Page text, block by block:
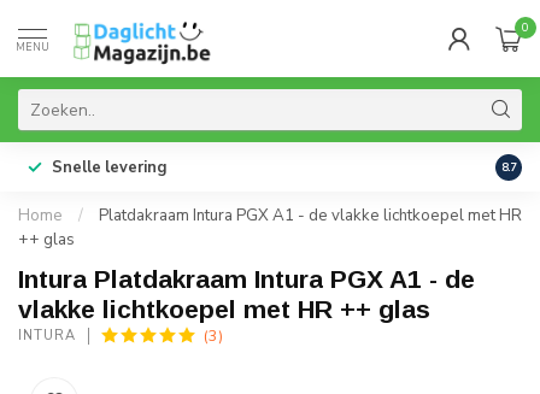
MENU
0
Snelle levering 99%
8.7
Home /
Platdakraam Intura PGX A1 - de vlakke lichtkoepel met HR
++ glas
Intura Platdakraam Intura PGX A1 - de
vlakke lichtkoepel met HR ++ glas
INTURA (3)